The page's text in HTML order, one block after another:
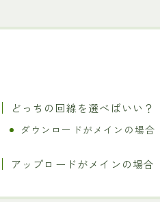
どっちの回線を選べばいい？
ダウンロードがメインの場合
アップロードがメインの場合